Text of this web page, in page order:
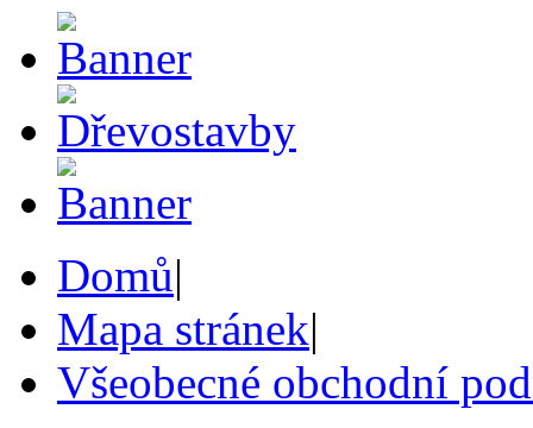
Domů|
Mapa stránek|
Všeobecné obchodní